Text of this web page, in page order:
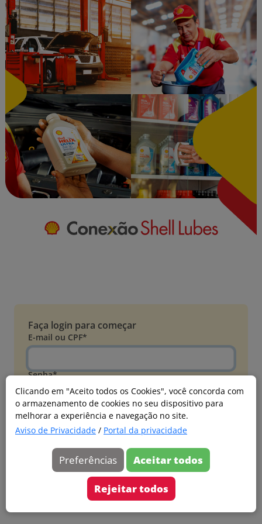
Clicando em "Aceito todos os Cookies", você concorda com
o armazenamento de cookies no seu dispositivo para
melhorar a experiência e navegação no site.
Aviso de Privacidade / Portal da privacidade
Preferências Aceitar todos
Rejeitar todos
Faça login para começar
E-mail ou CPF*
Senha*
Esqueci minha senha
Entrar
Acessar com Microsoft
Ainda não faz parte?
Cadastre-se
Versão 20260805.7